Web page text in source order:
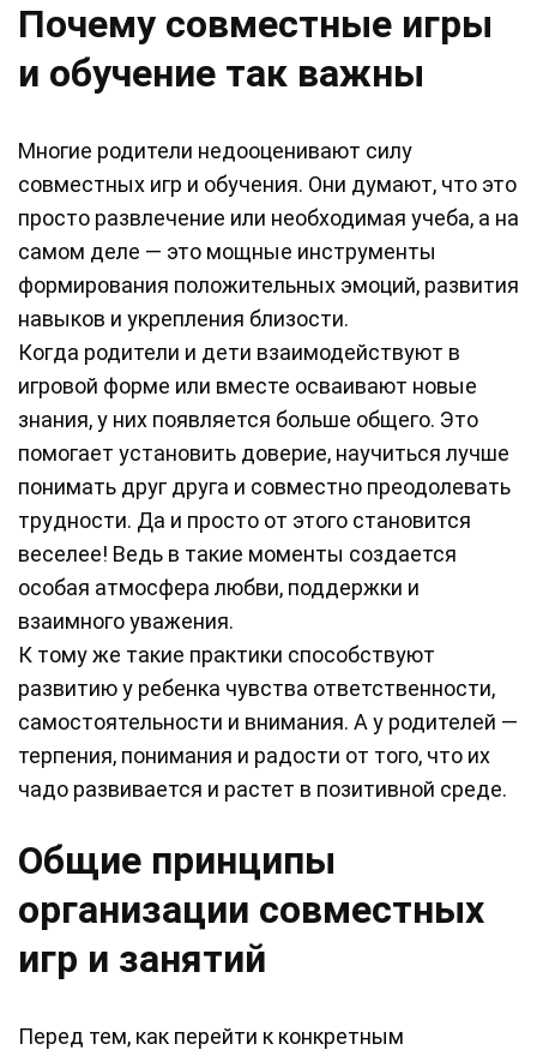
Почему совместные игры
и обучение так важны
Многие родители недооценивают силу
совместных игр и обучения. Они думают, что это
просто развлечение или необходимая учеба, а на
самом деле — это мощные инструменты
формирования положительных эмоций, развития
навыков и укрепления близости.
Когда родители и дети взаимодействуют в
игровой форме или вместе осваивают новые
знания, у них появляется больше общего. Это
помогает установить доверие, научиться лучше
понимать друг друга и совместно преодолевать
трудности. Да и просто от этого становится
веселее! Ведь в такие моменты создается
особая атмосфера любви, поддержки и
взаимного уважения.
К тому же такие практики способствуют
развитию у ребенка чувства ответственности,
самостоятельности и внимания. А у родителей —
терпения, понимания и радости от того, что их
чадо развивается и растет в позитивной среде.
Общие принципы
организации совместных
игр и занятий
Перед тем, как перейти к конкретным